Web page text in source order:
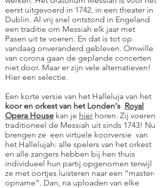
eerst uitgevoerd in 1742, in een theater in
Dublin. Al vrij snel ontstond in Engeland
een traditie om Messiah elk jaar met
Pasen uit te voeren. En dat is tot op
vandaag onveranderd gebleven. Omwille
van corona gaan de geplande concerten
niet door. Maar er zijn vele alternatieven!
Hier een selectie.
Een korte versie van het Halleluja van het
koor en orkest van het Londen's Royal
Opera House kan je hier horen. Zij voeren
traditioneel de Messiah uit sinds 1743! Nu
brengen ze een virtuele koorversie van
het Hallelujah: alle spelers van het orkest
en alle zangers hebben bij hen thuis
individueel hun partij opgenomen terwijl
ze met oortjes luisteren naar een “master-
opname”. Dan, na uploaden van elke